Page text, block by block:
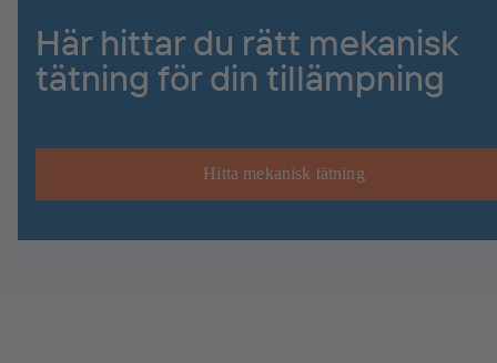
Här hittar du rätt mekanisk
tätning för din tillämpning
Hitta mekanisk tätning